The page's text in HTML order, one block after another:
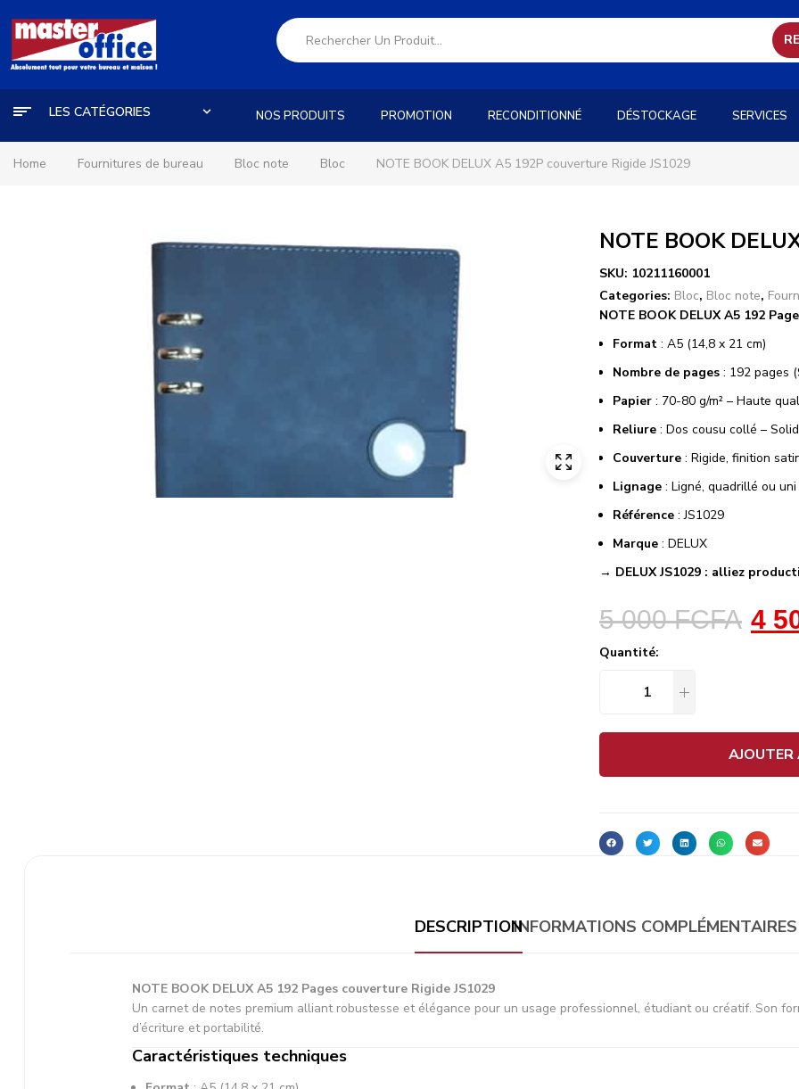
LES CATÉGORIES NOS PRODUITS PROMOTION RECONDITIONNÉ DÉSTOCKAGE SERVICES
Home Fournitures de bureau Bloc note Bloc NOTE BOOK DELUX A5 192P couverture Rigide JS1029
NOTE BOOK
SKU: 10211160001
Categories: Bloc, Bloc note,
NOTE BOOK DELUX A5 192
Format : A5 (14,8 x 21 cm)
Nombre de pages : 192 pages
Papier : 70-80 g/m² – Haute
Reliure : Dos cousu collé –
Couverture : Rigide, finition
Lignage : Ligné, quadrillé ou
Référence : JS1029
Marque : DELUX
→ DELUX JS1029 : alliez
5 000FCFA 4
Quantité:
AJOUTER
DESCRIPTIONINFORMATIONS COMPLÉMENTAIRES
NOTE BOOK DELUX A5 192 Pages couverture Rigide JS1029
Un carnet de notes premium alliant robustesse et élégance pour un usage professionnel, étudiant ou créatif. Son
d’écriture et portabilité.
Caractéristiques techniques